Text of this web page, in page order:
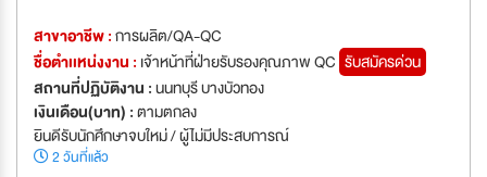
สาขาอาชีพ :การผลิต/QA-QC
ชื่อตำเเหน่งงาน : เจ้าหน้าที่ฝ่ายรับรองคุณภาพ QC รับสมัครด่วน
สถานที่ปฏิบัติงาน :นนทบุรี บางบัวทอง
เงินเดือน(บาท) :ตามตกลง
ยินดีรับนักศึกษาจบใหม่ / ผู้ไม่มีประสบการณ์
2 วันที่แล้ว